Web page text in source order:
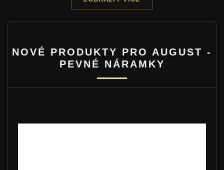
NOVÉ PRODUKTY PRO AUGUST -
PEVNÉ NÁRAMKY